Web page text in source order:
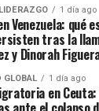
1 día ago
Venezuela: qué
tras la
y Dinorah
GLOBAL 1 día ago
en Ceuta: